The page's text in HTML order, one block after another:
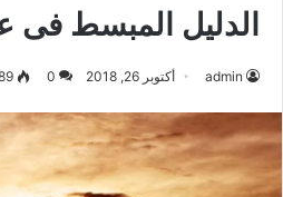
الدليل المبسط فى
admin أكتوبر 26, 2018 0